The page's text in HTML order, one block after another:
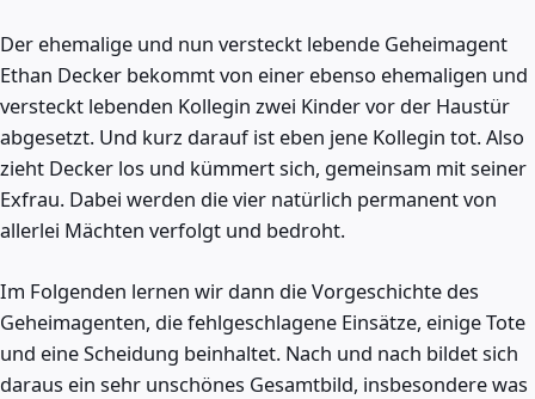
Der ehemalige und nun versteckt lebende Geheimagent
Ethan Decker bekommt von einer ebenso ehemaligen und
versteckt lebenden Kollegin zwei Kinder vor der Haustür
abgesetzt. Und kurz darauf ist eben jene Kollegin tot. Also
zieht Decker los und kümmert sich, gemeinsam mit seiner
Exfrau. Dabei werden die vier natürlich permanent von
allerlei Mächten verfolgt und bedroht.
Im Folgenden lernen wir dann die Vorgeschichte des
Geheimagenten, die fehlgeschlagene Einsätze, einige Tote
und eine Scheidung beinhaltet. Nach und nach bildet sich
daraus ein sehr unschönes Gesamtbild, insbesondere was